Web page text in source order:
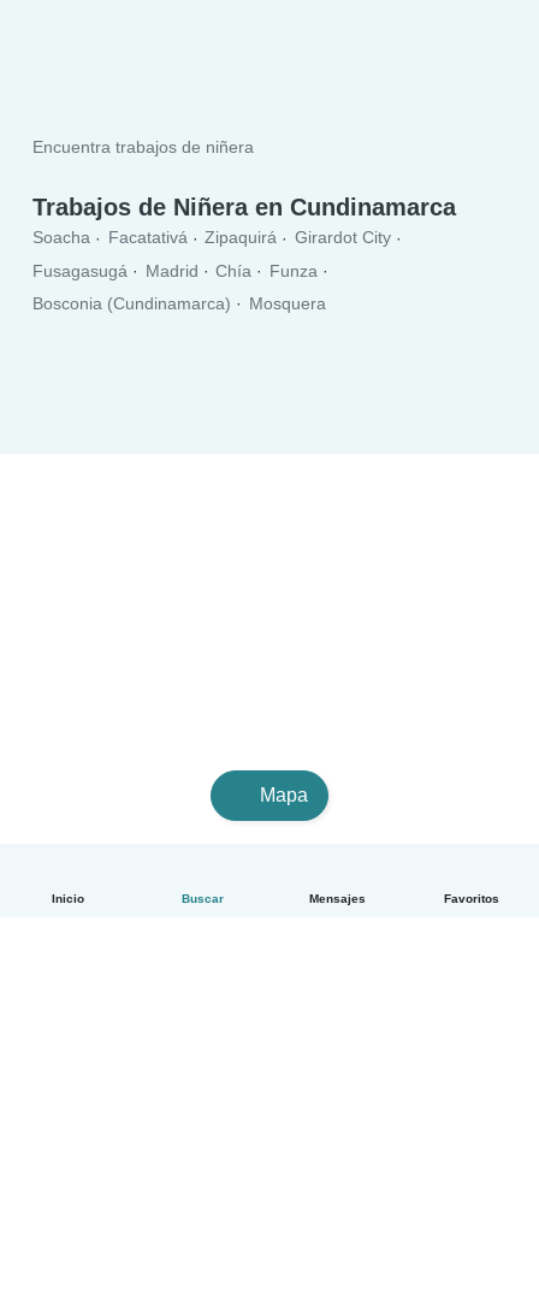
Inicio Buscar Mensajes Favoritos
Encuentra trabajos de niñera
Trabajos de Niñera en Cundinamarca
Soacha Facatativá Zipaquirá
Girardot City
Fusagasugá
Madrid Chía
Funza
Bosconia (Cundinamarca)
Mosquera
Mapa